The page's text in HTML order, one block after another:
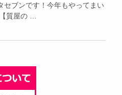
セブンです！今年もやってまい
質屋の …